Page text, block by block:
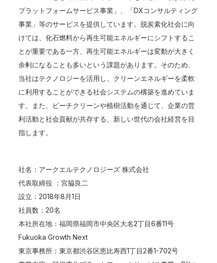
プラットフォームサービス事業」、「DXコンサルティング
事業」等のサービスを提供しています。脱炭素化社会に向
けては、化石燃料から再生可能エネルギーにシフトするこ
とが重要である一方、再生可能エネルギーは変動が大きく
余剰になることも多いという課題があります。そのため、
当社はテクノロジーを活用し、クリーンエネルギーを柔軟
に利用することができる社会システムの構築を進めていま
す。また、ビーチクリーンや植樹活動を通じて、企業の営
利活動と社会貢献が共存する、新しい世代の会社経営を目
指します。
社名：アークエルテクノロジーズ 株式会社
代表取締役 ：宮脇良二
設立：2018年8月1日
社員数：20名
本社所在地：福岡県福岡市中央区大名2丁目6番11号
Fukuoka Growth Next
東京事務所：東京都渋谷区恵比寿西1丁目2番1-702号